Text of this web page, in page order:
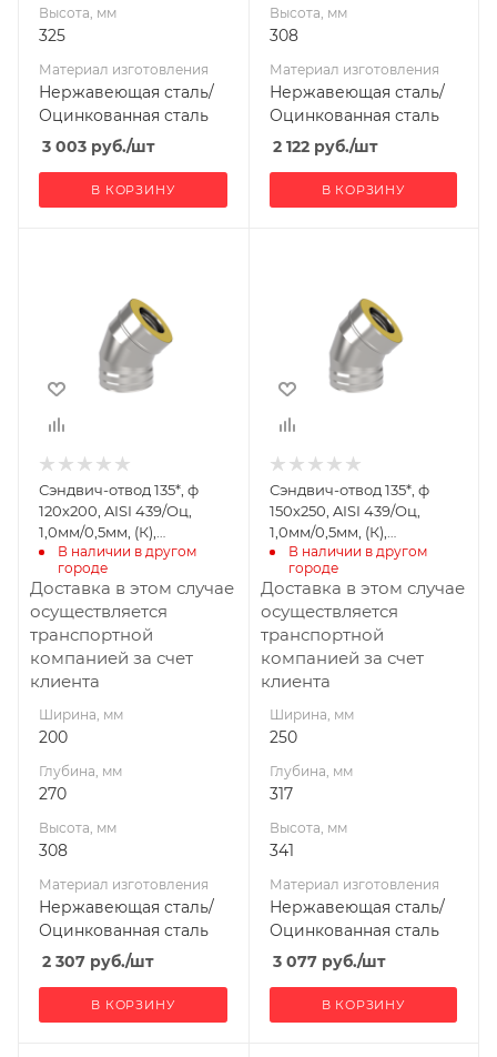
Высота, мм
325
Материал изготовления
Нержавеющая сталь/
Оцинкованная сталь
3 003 руб./шт
В КОРЗИНУ
Высота, мм
308
Материал изготовления
Нержавеющая сталь/
Оцинкованная сталь
2 122руб./шт
В КОРЗИНУ
Глубина, мм
Высота, мм
308
Материал
Нержавеющая
сталь/
Оцинкованная
сталь
Производитель
УМК
Сэндвич-отвод 135*, ф
120х200, AISI 439/Оц,
1,0мм/0,5мм, (К),
удл=60мм
В наличии в другом
городе
Доставка в этом случае
осуществляется
транспортной
компанией за счет
клиента
Ширина, мм
200
Глубина, мм
270
Высота, мм
308
Материал изготовления
Нержавеющая сталь/
Оцинкованная сталь
2 307 руб./шт
В КОРЗИНУ
Глубина, мм
Высота, мм
341
Материал
Нержавеющая
сталь/
Оцинкованная
сталь
Производитель
УМК
Сэндвич-отвод 135*, ф
150х250, AISI 439/Оц,
1,0мм/0,5мм, (К),
удл=60мм
В наличии в другом
городе
Доставка в этом случае
осуществляется
транспортной
компанией за счет
клиента
Ширина, мм
250
Глубина, мм
317
Высота, мм
341
Материал изготовления
Нержавеющая сталь/
Оцинкованная сталь
3 077руб./шт
В КОРЗИНУ